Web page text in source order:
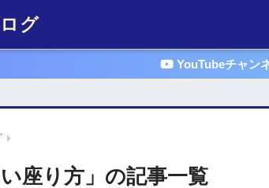
グ
YouTubeチャン
い座り方」の記事一覧